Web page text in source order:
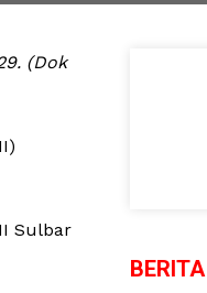
(Dok
Sulbar
BERITA